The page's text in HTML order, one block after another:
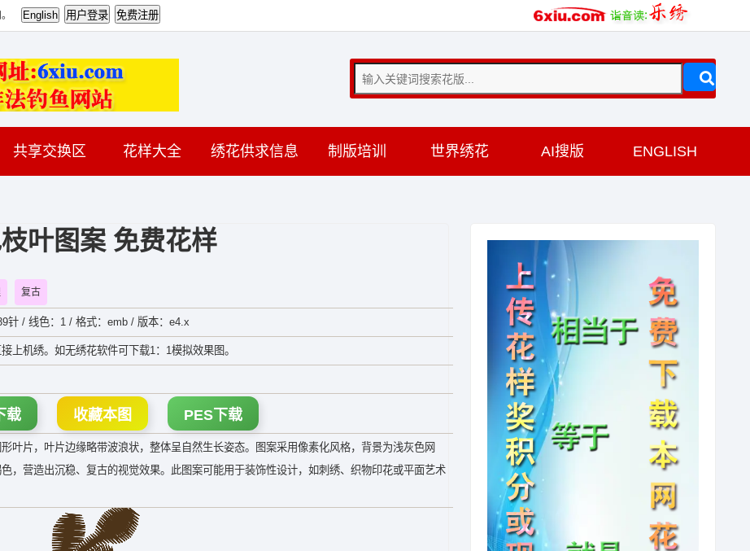
。
共享交换区 花样大全 绣花供求信息 制版培训 世界绣花 AI搜版 ENGLISH
叶图案 免费花样
复古
针 / 线色：1 / 格式：emb / 版本：e4.x
上机绣。如无绣花软件可下载1：1模拟效果图。
载 收藏本图 PES下载
叶片，叶片边缘略带波浪状，整体呈自然生长姿态。图案采用像素化风格，背景为浅灰色网
，营造出沉稳、复古的视觉效果。此图案可能用于装饰性设计，如刺绣、织物印花或平面艺术